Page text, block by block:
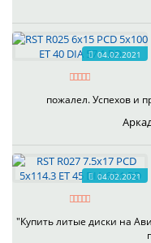
04.02.2021
пожалел. Успехов и
04.02.2021
"Купить литые диски на